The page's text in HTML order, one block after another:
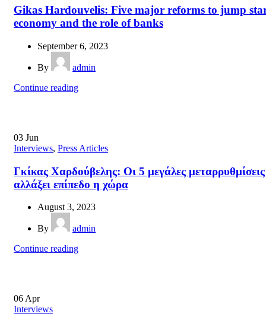
Gikas Hardouvelis: Five major reforms to jump
economy and the role of banks
September 6, 2023
By
admin
Continue reading
03 Jun
Interviews, Press Articles
Γκίκας Χαρδούβελης: Οι 5 μεγάλες
αλλάξει επίπεδο η χώρα
August 3, 2023
By
admin
Continue reading
06 Apr
Interviews